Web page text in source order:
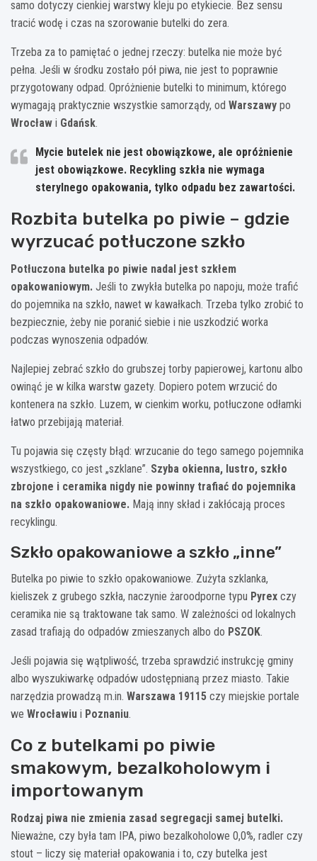
samo dotyczy cienkiej warstwy kleju po etykiecie. Bez sensu
tracić wodę i czas na szorowanie butelki do zera.
Trzeba za to pamiętać o jednej rzeczy: butelka nie może być
pełna. Jeśli w środku zostało pół piwa, nie jest to poprawnie
przygotowany odpad. Opróżnienie butelki to minimum, którego
wymagają praktycznie wszystkie samorządy, od Warszawy po
Wrocław i Gdańsk.
Mycie butelek nie jest obowiązkowe, ale opróżnienie
jest obowiązkowe. Recykling szkła nie wymaga
sterylnego opakowania, tylko odpadu bez zawartości.
Rozbita butelka po piwie – gdzie
wyrzucać potłuczone szkło
Potłuczona butelka po piwie nadal jest szkłem
opakowaniowym. Jeśli to zwykła butelka po napoju, może trafić
do pojemnika na szkło, nawet w kawałkach. Trzeba tylko zrobić to
bezpiecznie, żeby nie poranić siebie i nie uszkodzić worka
podczas wynoszenia odpadów.
Najlepiej zebrać szkło do grubszej torby papierowej, kartonu albo
owinąć je w kilka warstw gazety. Dopiero potem wrzucić do
kontenera na szkło. Luzem, w cienkim worku, potłuczone odłamki
łatwo przebijają materiał.
Tu pojawia się częsty błąd: wrzucanie do tego samego pojemnika
wszystkiego, co jest „szklane”. Szyba okienna, lustro, szkło
zbrojone i ceramika nigdy nie powinny trafiać do pojemnika
na szkło opakowaniowe. Mają inny skład i zakłócają proces
recyklingu.
Szkło opakowaniowe a szkło „inne”
Butelka po piwie to szkło opakowaniowe. Zużyta szklanka,
kieliszek z grubego szkła, naczynie żaroodporne typu Pyrex czy
ceramika nie są traktowane tak samo. W zależności od lokalnych
zasad trafiają do odpadów zmieszanych albo do PSZOK.
Jeśli pojawia się wątpliwość, trzeba sprawdzić instrukcję gminy
albo wyszukiwarkę odpadów udostępnianą przez miasto. Takie
narzędzia prowadzą m.in. Warszawa 19115 czy miejskie portale
we Wrocławiu i Poznaniu.
Co z butelkami po piwie
smakowym, bezalkoholowym i
importowanym
Rodzaj piwa nie zmienia zasad segregacji samej butelki.
Nieważne, czy była tam IPA, piwo bezalkoholowe 0,0%, radler czy
stout – liczy się materiał opakowania i to, czy butelka jest